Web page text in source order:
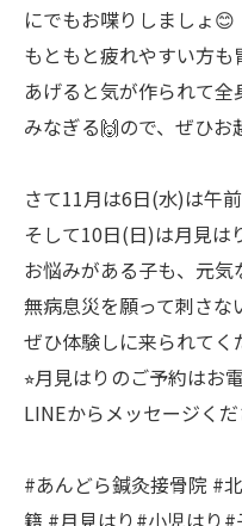
にでもお喋りしましょ😊
もともと疲れやすい方も
あげると気が作られて全
みなぎる🙌ので、ぜひお
さて11月は6日(水)は午前
そして10日(日)は月見は
お悩みがある子も、元気
無病息災を願って刺さな
ぜひ体験しに来られて
⭐︎月見はりのご予約はお
LINEからメッセージくだ
#あんどら鍼灸接骨院 #